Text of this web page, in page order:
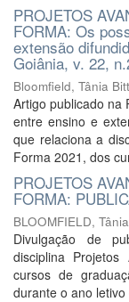
PROJETOS
FORMA: Os
extensão
Goiânia, v. 22,
Bloomfield, Tânia
Artigo publicado na
entre ensino e
que relaciona a
Forma 2021, dos
PROJETOS
FORMA:
BLOOMFIELD,
Divulgação de
disciplina
cursos de
durante o ano